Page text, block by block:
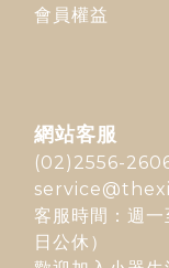
會員權益
網站客服
(02)2556-
客服時間：週
日公休）